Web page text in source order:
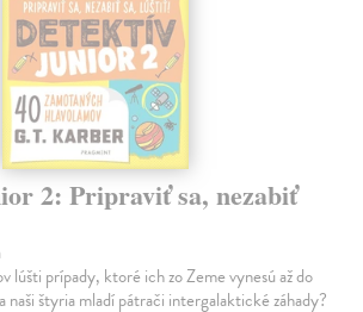
2: Pripraviť sa, nezabiť
lúšti prípady, ktoré ich zo Zeme vynesú až do
naši štyria mladí pátrači intergalaktické záhady?